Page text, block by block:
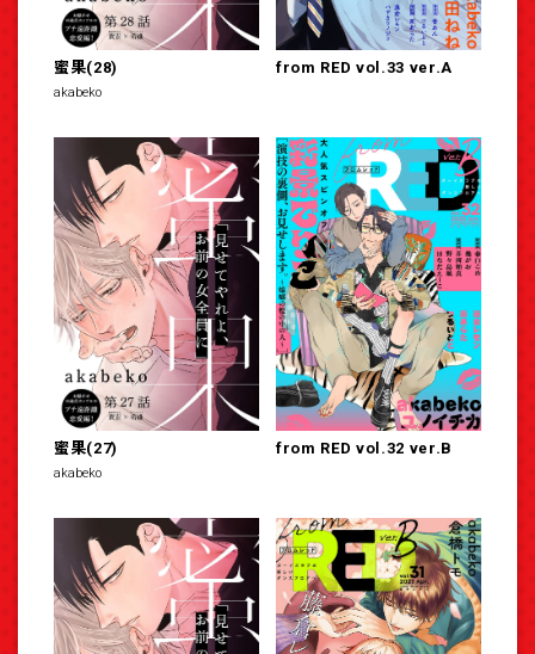
蜜果(28)
akabeko
from RED vol.33 ver.A
蜜果(27)
akabeko
from RED vol.32 ver.B